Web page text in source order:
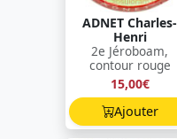
ADNET Charles-
Henri
2e Jéroboam,
contour rouge
15,00€
Ajouter